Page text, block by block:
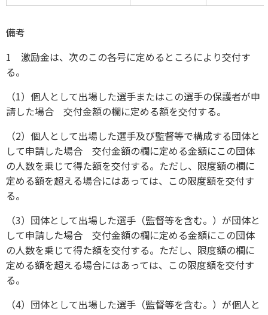
備考
1 激励金は、次のこの各号に定めるところにより交付す
る。
（1）個人として出場した選手またはこの選手の保護者が申
請した場合 交付金額の欄に定める額を交付する。
（2）個人として出場した選手及び監督等で構成する団体と
して申請した場合 交付金額の欄に定める金額にこの団体
の人数を乗じて得た額を交付する。ただし、限度額の欄に
定める額を超える場合にはあっては、この限度額を交付す
る。
（3）団体として出場した選手（監督等を含む。）が団体と
して申請した場合 交付金額の欄に定める金額にこの団体
の人数を乗じて得た額を交付する。ただし、限度額の欄に
定める額を超える場合にはあっては、この限度額を交付す
る。
（4）団体として出場した選手（監督等を含む。）が個人と